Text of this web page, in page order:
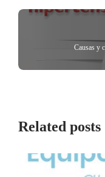
Causas y
Related posts